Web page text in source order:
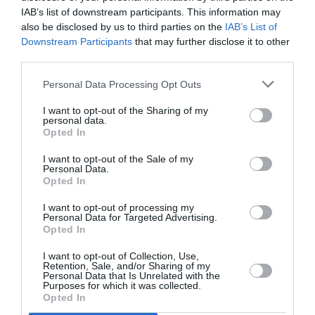
IAB’s list of downstream participants. This information may
also be disclosed by us to third parties on the IAB’s List of
Downstream Participants that may further disclose it to other
Personal Data Processing Opt Outs
I want to opt-out of the Sharing of my
personal data.
Opted In
I want to opt-out of the Sale of my
Personal Data.
Opted In
I want to opt-out of processing my
Personal Data for Targeted Advertising.
Opted In
I want to opt-out of Collection, Use,
Retention, Sale, and/or Sharing of my
Personal Data that Is Unrelated with the
Purposes for which it was collected.
Opted In
Următorul articol
The Sun: Românii vor aduce tuberculoza în
Marea Britanie
ASEMENEA